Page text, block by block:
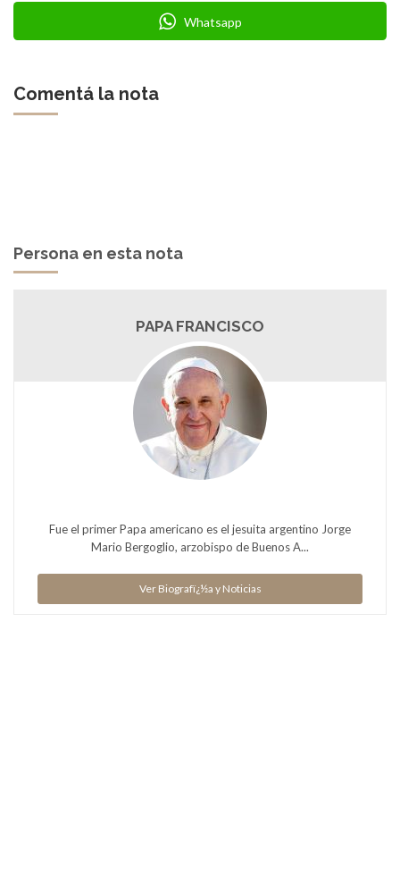
Whatsapp
Comentá la nota
Persona en esta nota
PAPA FRANCISCO
Fue el primer Papa americano es el jesuita argentino Jorge
Mario Bergoglio, arzobispo de Buenos A...
Ver Biografï¿½a y Noticias